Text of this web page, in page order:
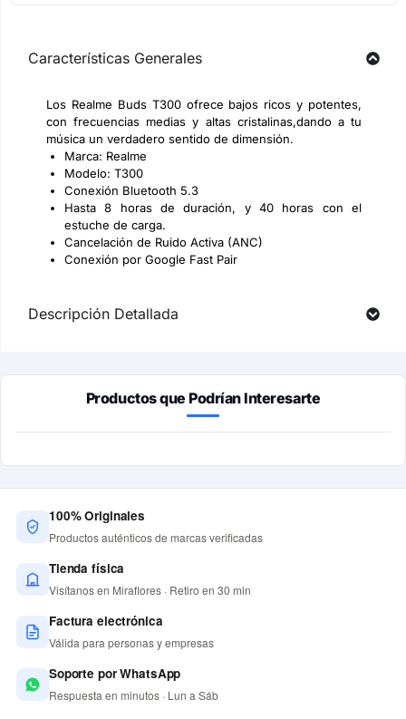
Características Generales
Los Realme Buds T300 ofrece bajos ricos y potentes,
con frecuencias medias y altas cristalinas,dando a tu
música un verdadero sentido de dimensión.
Marca: Realme
Modelo: T300
Conexión Bluetooth 5.3
Hasta 8 horas de duración, y 40 horas con el
estuche de carga.
Cancelación de Ruido Activa (ANC)
Conexión por Google Fast Pair
Descripción Detallada
Productos que Podrían Interesarte
100% Originales
Productos auténticos de marcas verificadas
Tienda física
Visítanos en Miraflores · Retiro en 30 min
Factura electrónica
Válida para personas y empresas
Soporte por WhatsApp
Respuesta en minutos · Lun a Sáb